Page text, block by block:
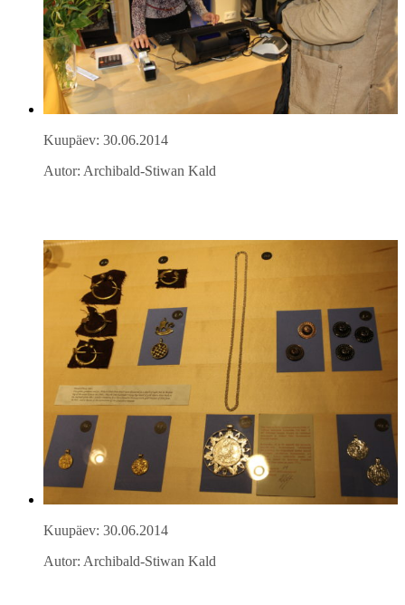
Kuupäev: 30.06.2014
Autor: Archibald-Stiwan Kald
Kuupäev: 30.06.2014
Autor: Archibald-Stiwan Kald